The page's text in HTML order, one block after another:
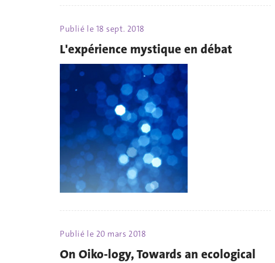
Publié le 18 sept. 2018
L'expérience mystique en débat
Publié le 20 mars 2018
On Oiko-logy, Towards an ecological